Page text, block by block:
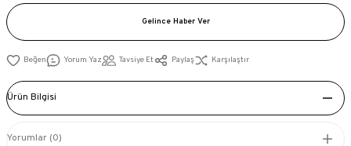
Gelince Haber Ver
Yorum Yaz Tavsiye Et Paylaş Karşılaştır
Ürün Bilgisi
Yorumlar (0)